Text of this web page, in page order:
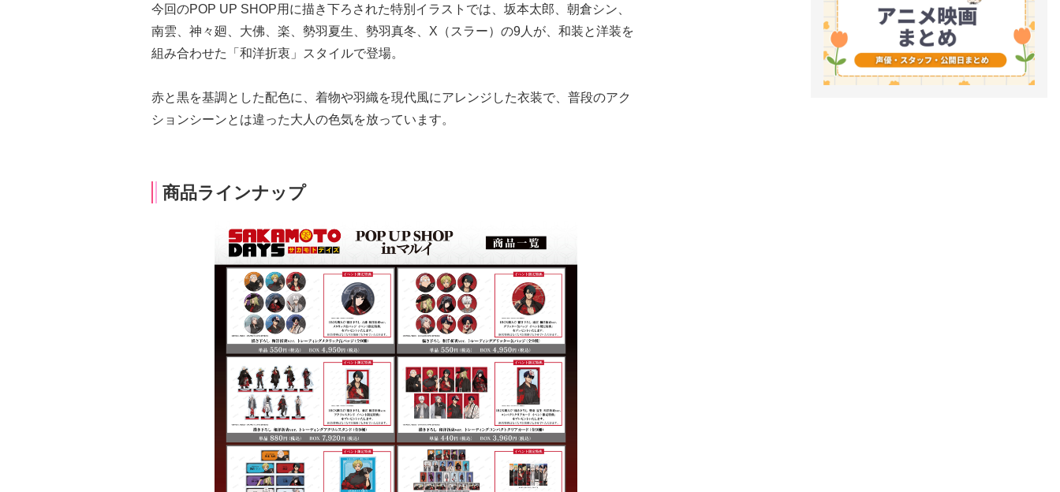
今回のPOP UP SHOP用に描き下ろされた特別イラストでは、坂本太郎、朝倉シン、
南雲、神々廻、大佛、楽、勢羽夏生、勢羽真冬、X（スラー）の9人が、和装と洋装を
組み合わせた「和洋折衷」スタイルで登場。
赤と黒を基調とした配色に、着物や羽織を現代風にアレンジした衣装で、普段のアク
ションシーンとは違った大人の色気を放っています。
商品ラインナップ